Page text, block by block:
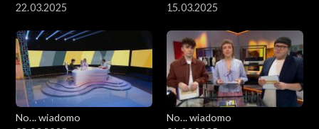
22.03.2025
15.03.2025
No... wiadomo
No... wiadomo